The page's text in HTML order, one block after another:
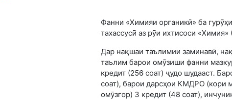
Фанни «Химияи органикӣ» ба
тахассусӣ аз рӯи ихтисоси
Дар нақшаи таълимии заминавӣ,
таълим барои омӯзиши фанни
кредит (256 соат) ҷудо шудааст.
соат), барои дарсҳои КМДРО (кори
омӯзгор) 3 кредит (48 соат),